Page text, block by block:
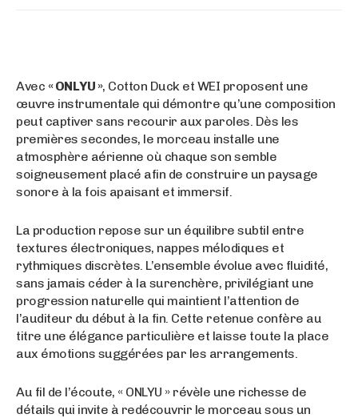
Avec « ONLYU », Cotton Duck et WEI proposent une
œuvre instrumentale qui démontre qu’une composition
peut captiver sans recourir aux paroles. Dès les
premières secondes, le morceau installe une
atmosphère aérienne où chaque son semble
soigneusement placé afin de construire un paysage
sonore à la fois apaisant et immersif.
La production repose sur un équilibre subtil entre
textures électroniques, nappes mélodiques et
rythmiques discrètes. L’ensemble évolue avec fluidité,
sans jamais céder à la surenchère, privilégiant une
progression naturelle qui maintient l’attention de
l’auditeur du début à la fin. Cette retenue confère au
titre une élégance particulière et laisse toute la place
aux émotions suggérées par les arrangements.
Au fil de l’écoute, « ONLYU » révèle une richesse de
détails qui invite à redécouvrir le morceau sous un